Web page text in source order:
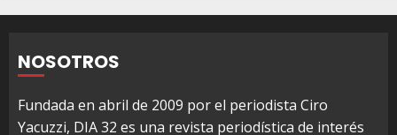
NOSOTROS
Fundada en abril de 2009 por el periodista Ciro
Yacuzzi, DIA 32 es una revista periodística de interés